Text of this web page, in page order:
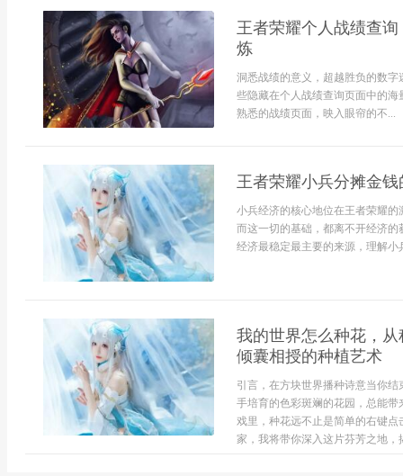
王者荣耀个人战绩查
炼
洞悉战绩的意义，超越胜负的数
些隐藏在个人战绩查询页面中的
熟悉的战绩页面，映入眼帘的不...
王者荣耀小兵分摊金
小兵经济的核心地位在王者荣耀
而这一切的基础，都离不开经济
经济最稳定最主要的来源，理解小
我的世界怎么种花，
倾囊相授的种植艺术
引言，在方块世界播种诗意当你
手培育的色彩斑斓的花园，总能
戏里，种花远不止是简单的右键
家，我将带你深入这片芬芳之地，